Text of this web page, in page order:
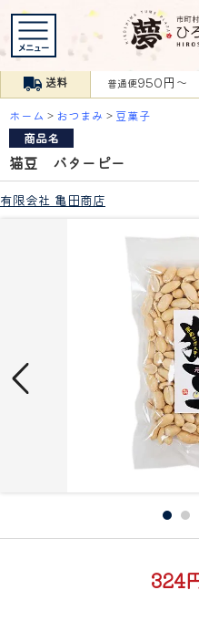
送料 普通便950円〜
ホーム > おつまみ > 豆菓子
商品名
猫豆 バターピー
有限会社 亀田商店
324